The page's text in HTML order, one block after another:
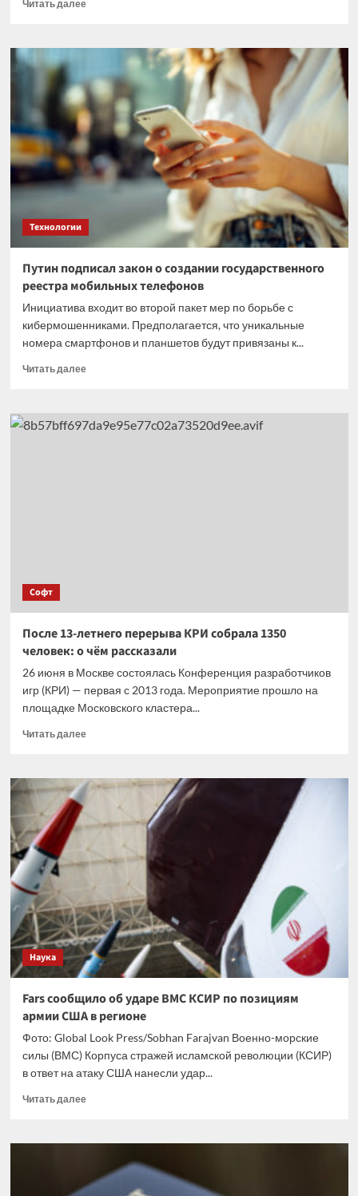
Читать далее
Илья
Родионов,
Квантум
Парк:
«Россия
ценится
тем,
что
стоимость
разработки
сравнению
от
ста
до
дешевле»
Технологии
Путин подписал закон о создании государственного
реестра мобильных телефонов
Инициатива входит во второй пакет мер по борьбе с
кибермошенниками. Предполагается, что уникальные
номера смартфонов и планшетов будут привязаны к...
Читать далееПрочитать
подписал
Софт
После 13-летнего перерыва КРИ собрала 1350
человек: о чём рассказали
26 июня в Москве состоялась Конференция разработчиков
игр (КРИ) — первая с 2013 года. Мероприятие прошло на
площадке Московского кластера...
Читать далееПрочитать
После
13-
летнего
перерыва
собрала
1350
человек:
о чём
рассказали
Наука
Fars сообщило об ударе ВМС КСИР по позициям
армии США в регионе
Фото: Global Look Press/Sobhan Farajvan Военно-морские
силы (ВМС) Корпуса стражей исламской революции (КСИР)
в ответ на атаку США нанесли удар...
Читать далееПрочитать
Fars
ударе